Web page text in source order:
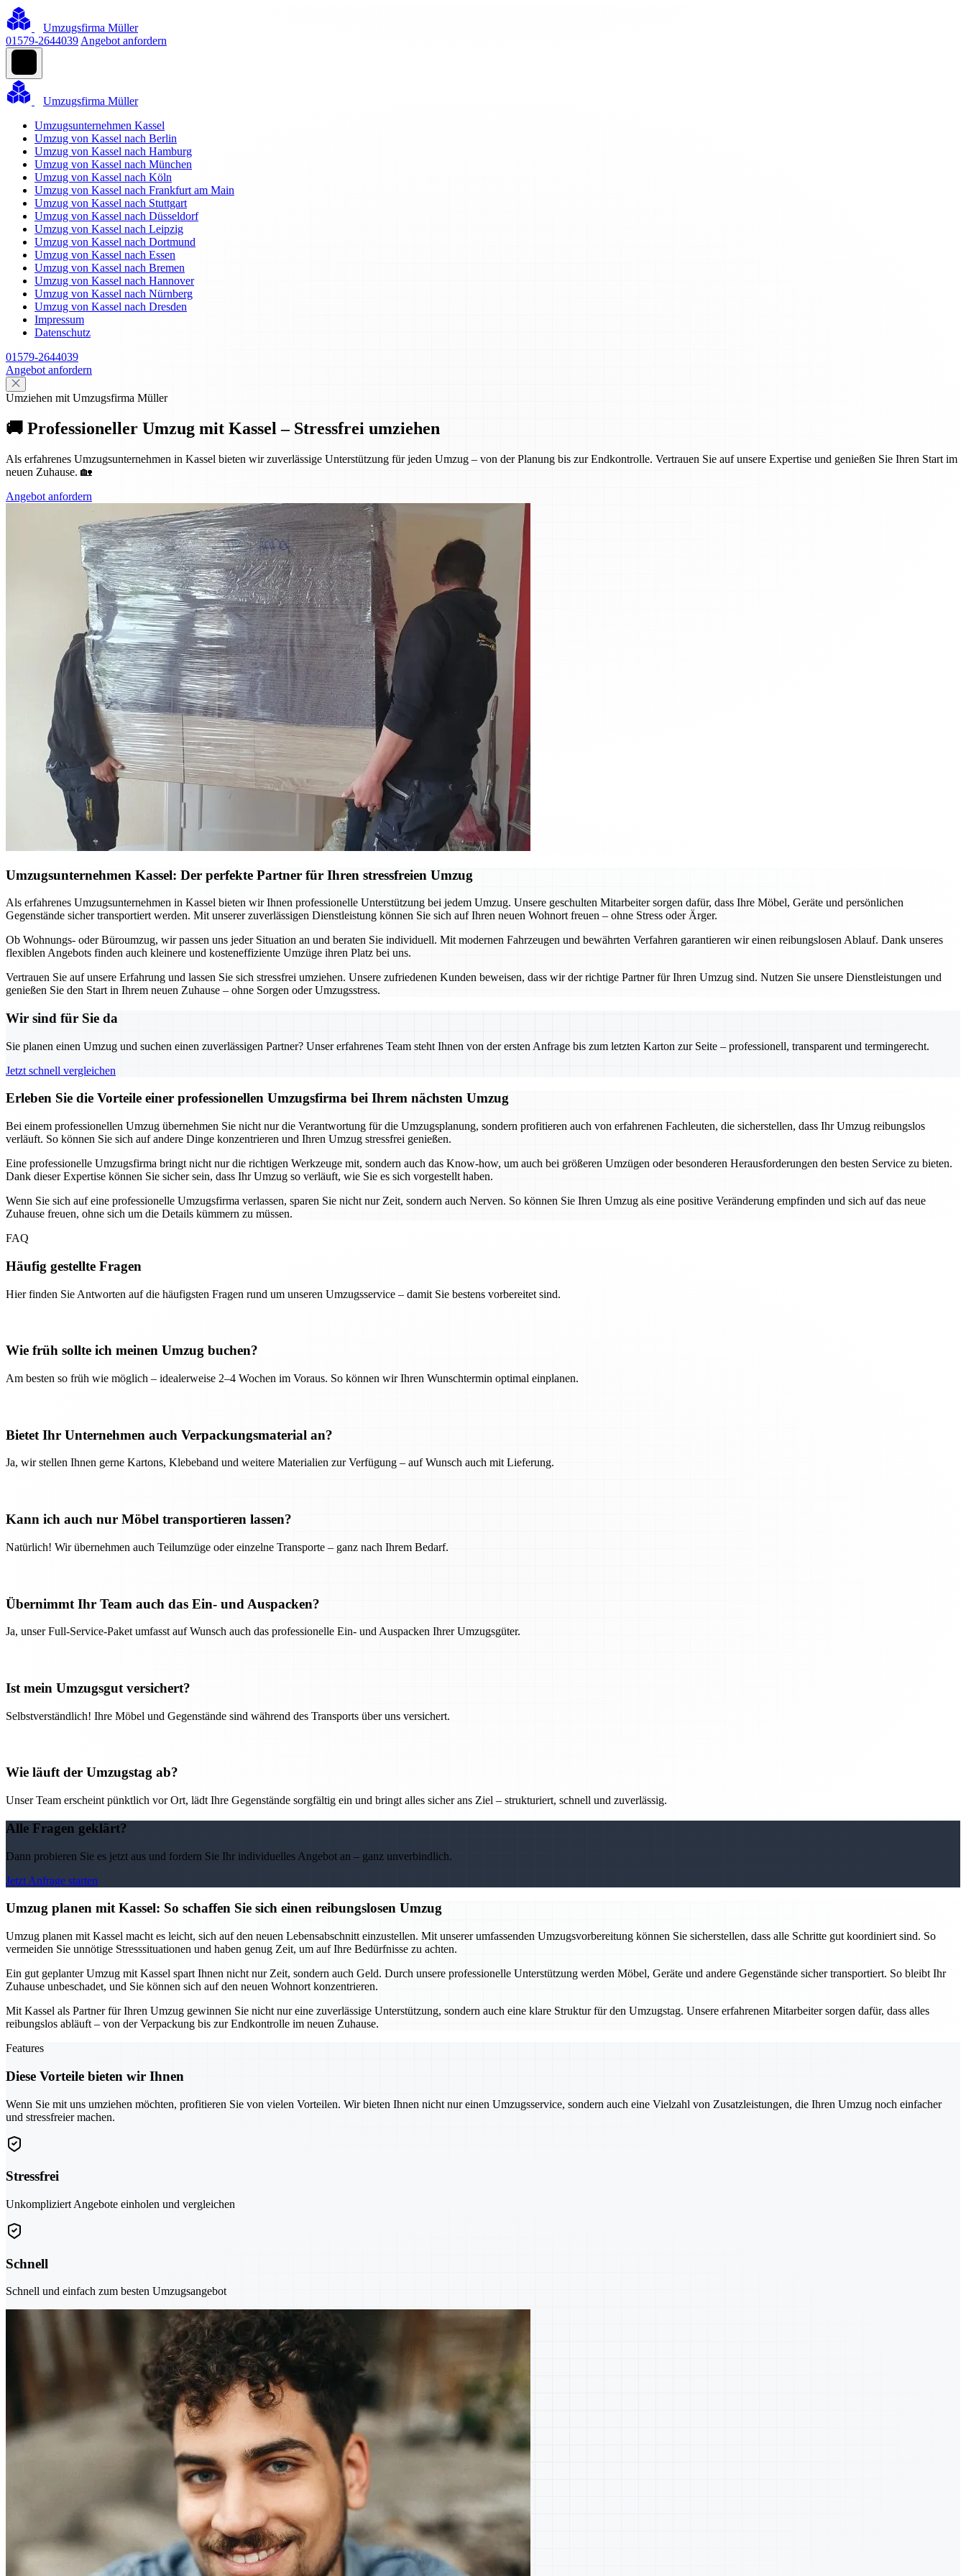
Umzugsfirma Müller
01579-2644039 Angebot anfordern
Umzugsfirma Müller
Umzugsunternehmen Kassel
Umzug von Kassel nach Berlin
Umzug von Kassel nach Hamburg
Umzug von Kassel nach München
Umzug von Kassel nach Köln
Umzug von Kassel nach Frankfurt am Main
Umzug von Kassel nach Stuttgart
Umzug von Kassel nach Düsseldorf
Umzug von Kassel nach Leipzig
Umzug von Kassel nach Dortmund
Umzug von Kassel nach Essen
Umzug von Kassel nach Bremen
Umzug von Kassel nach Hannover
Umzug von Kassel nach Nürnberg
Umzug von Kassel nach Dresden
Impressum
Datenschutz
01579-2644039
Angebot anfordern
Umziehen mit Umzugsfirma Müller
🚚 Professioneller Umzug mit Kassel – Stressfrei umziehen
Als erfahrenes Umzugsunternehmen in Kassel bieten wir zuverlässige Unterstützung für jeden Umzug – von der Planung bis zur Endkontrolle. Vertrauen Sie auf unsere Expertise und genießen Sie Ihren Start im
neuen Zuhause. 🏡
Angebot anfordern
Umzugsunternehmen Kassel: Der perfekte Partner für Ihren stressfreien Umzug
Als erfahrenes Umzugsunternehmen in Kassel bieten wir Ihnen professionelle Unterstützung bei jedem Umzug. Unsere geschulten Mitarbeiter sorgen dafür, dass Ihre Möbel, Geräte und persönlichen
Gegenstände sicher transportiert werden. Mit unserer zuverlässigen Dienstleistung können Sie sich auf Ihren neuen Wohnort freuen – ohne Stress oder Ärger.
Ob Wohnungs- oder Büroumzug, wir passen uns jeder Situation an und beraten Sie individuell. Mit modernen Fahrzeugen und bewährten Verfahren garantieren wir einen reibungslosen Ablauf. Dank unseres
flexiblen Angebots finden auch kleinere und kosteneffiziente Umzüge ihren Platz bei uns.
Vertrauen Sie auf unsere Erfahrung und lassen Sie sich stressfrei umziehen. Unsere zufriedenen Kunden beweisen, dass wir der richtige Partner für Ihren Umzug sind. Nutzen Sie unsere Dienstleistungen und
genießen Sie den Start in Ihrem neuen Zuhause – ohne Sorgen oder Umzugsstress.
Wir sind für Sie da
Sie planen einen Umzug und suchen einen zuverlässigen Partner? Unser erfahrenes Team steht Ihnen von der ersten Anfrage bis zum letzten Karton zur Seite – professionell, transparent und termingerecht.
Jetzt schnell vergleichen
Erleben Sie die Vorteile einer professionellen Umzugsfirma bei Ihrem nächsten Umzug
Bei einem professionellen Umzug übernehmen Sie nicht nur die Verantwortung für die Umzugsplanung, sondern profitieren auch von erfahrenen Fachleuten, die sicherstellen, dass Ihr Umzug reibungslos
verläuft. So können Sie sich auf andere Dinge konzentrieren und Ihren Umzug stressfrei genießen.
Eine professionelle Umzugsfirma bringt nicht nur die richtigen Werkzeuge mit, sondern auch das Know-how, um auch bei größeren Umzügen oder besonderen Herausforderungen den besten Service zu bieten.
Dank dieser Expertise können Sie sicher sein, dass Ihr Umzug so verläuft, wie Sie es sich vorgestellt haben.
Wenn Sie sich auf eine professionelle Umzugsfirma verlassen, sparen Sie nicht nur Zeit, sondern auch Nerven. So können Sie Ihren Umzug als eine positive Veränderung empfinden und sich auf das neue
Zuhause freuen, ohne sich um die Details kümmern zu müssen.
FAQ
Häufig gestellte Fragen
Hier finden Sie Antworten auf die häufigsten Fragen rund um unseren Umzugsservice – damit Sie bestens vorbereitet sind.
Wie früh sollte ich meinen Umzug buchen?
Am besten so früh wie möglich – idealerweise 2–4 Wochen im Voraus. So können wir Ihren Wunschtermin optimal einplanen.
Bietet Ihr Unternehmen auch Verpackungsmaterial an?
Ja, wir stellen Ihnen gerne Kartons, Klebeband und weitere Materialien zur Verfügung – auf Wunsch auch mit Lieferung.
Kann ich auch nur Möbel transportieren lassen?
Natürlich! Wir übernehmen auch Teilumzüge oder einzelne Transporte – ganz nach Ihrem Bedarf.
Übernimmt Ihr Team auch das Ein- und Auspacken?
Ja, unser Full-Service-Paket umfasst auf Wunsch auch das professionelle Ein- und Auspacken Ihrer Umzugsgüter.
Ist mein Umzugsgut versichert?
Selbstverständlich! Ihre Möbel und Gegenstände sind während des Transports über uns versichert.
Wie läuft der Umzugstag ab?
Unser Team erscheint pünktlich vor Ort, lädt Ihre Gegenstände sorgfältig ein und bringt alles sicher ans Ziel – strukturiert, schnell und zuverlässig.
Alle Fragen geklärt?
Dann probieren Sie es jetzt aus und fordern Sie Ihr individuelles Angebot an – ganz unverbindlich.
Jetzt Anfrage starten
Umzug planen mit Kassel: So schaffen Sie sich einen reibungslosen Umzug
Umzug planen mit Kassel macht es leicht, sich auf den neuen Lebensabschnitt einzustellen. Mit unserer umfassenden Umzugsvorbereitung können Sie sicherstellen, dass alle Schritte gut koordiniert sind. So
vermeiden Sie unnötige Stresssituationen und haben genug Zeit, um auf Ihre Bedürfnisse zu achten.
Ein gut geplanter Umzug mit Kassel spart Ihnen nicht nur Zeit, sondern auch Geld. Durch unsere professionelle Unterstützung werden Möbel, Geräte und andere Gegenstände sicher transportiert. So bleibt Ihr
Zuhause unbeschadet, und Sie können sich auf den neuen Wohnort konzentrieren.
Mit Kassel als Partner für Ihren Umzug gewinnen Sie nicht nur eine zuverlässige Unterstützung, sondern auch eine klare Struktur für den Umzugstag. Unsere erfahrenen Mitarbeiter sorgen dafür, dass alles
reibungslos abläuft – von der Verpackung bis zur Endkontrolle im neuen Zuhause.
Features
Diese Vorteile bieten wir Ihnen
Wenn Sie mit uns umziehen möchten, profitieren Sie von vielen Vorteilen. Wir bieten Ihnen nicht nur einen Umzugsservice, sondern auch eine Vielzahl von Zusatzleistungen, die Ihren Umzug noch einfacher
und stressfreier machen.
Stressfrei
Unkompliziert Angebote einholen und vergleichen
Schnell
Schnell und einfach zum besten Umzugsangebot